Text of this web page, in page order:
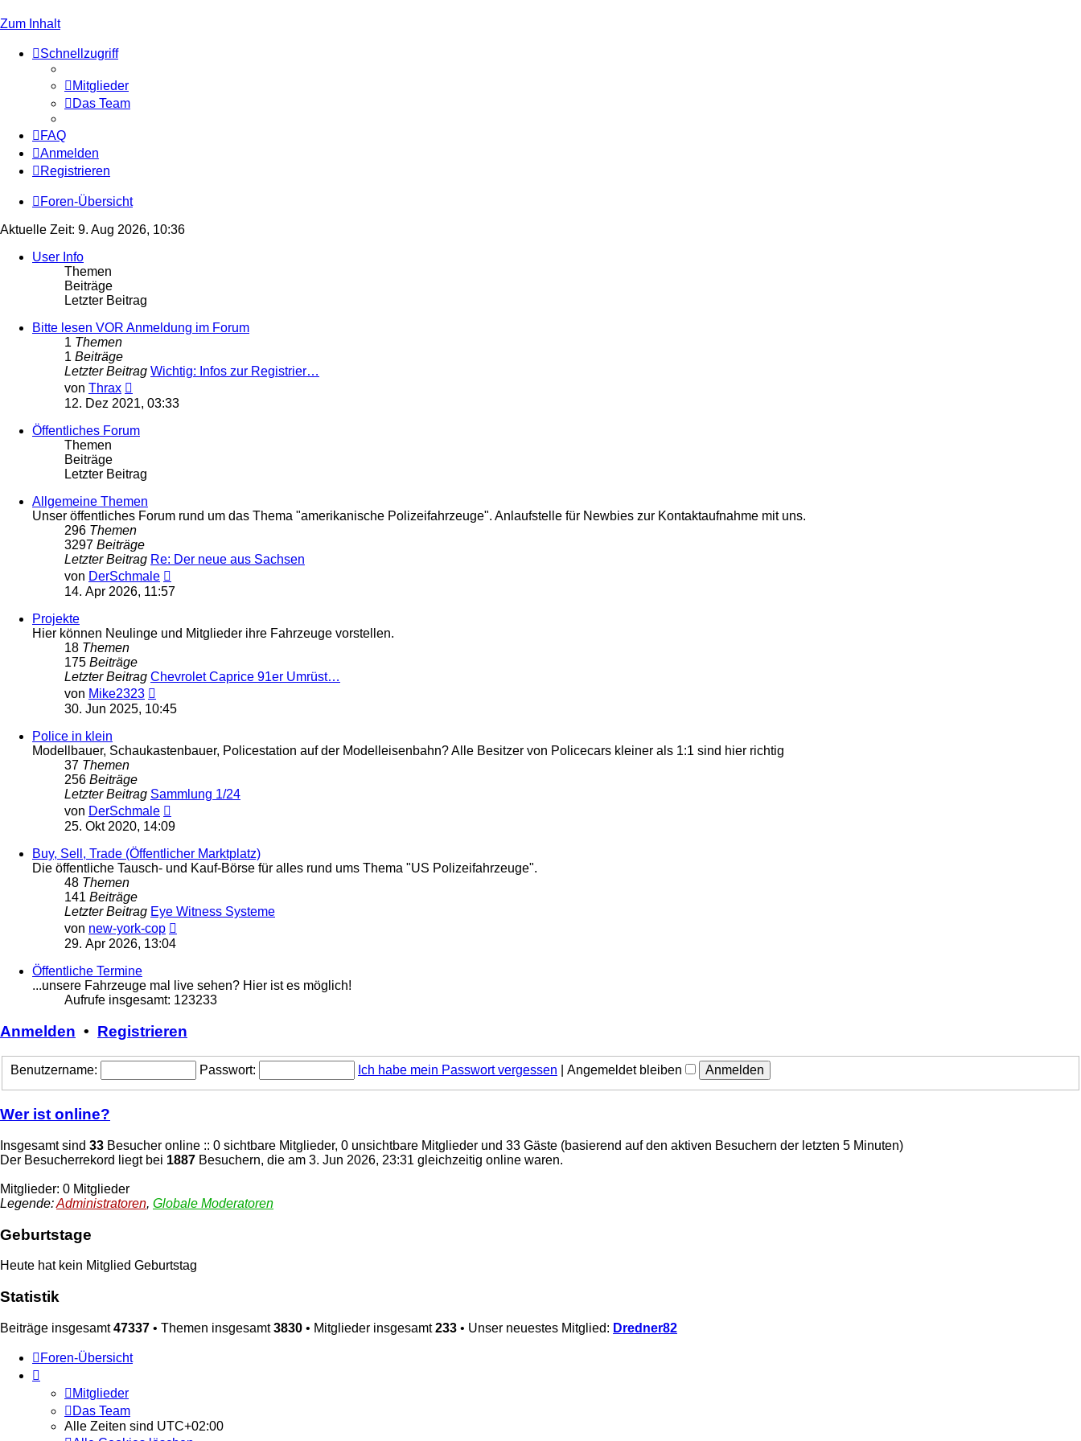
Zum Inhalt
Schnellzugriff
Mitglieder
Das Team
FAQ
Anmelden
Registrieren
Foren-Übersicht
Aktuelle Zeit: 9. Aug 2026, 10:36
User Info
Themen
Beiträge
Letzter Beitrag
Bitte lesen VOR Anmeldung im Forum
1 Themen
1 Beiträge
Letzter Beitrag Wichtig: Infos zur Registrier…
von Thrax
Beitrag
12. Dez 2021, 03:33
Öffentliches Forum
Themen
Beiträge
Letzter Beitrag
Allgemeine Themen
Unser öffentliches Forum rund um das Thema "amerikanische Polizeifahrzeuge". Anlaufstelle für Newbies zur Kontaktaufnahme mit uns.
296 Themen
3297 Beiträge
Letzter Beitrag Re: Der neue aus Sachsen
von DerSchmale
Beitrag
14. Apr 2026, 11:57
Projekte
Hier können Neulinge und Mitglieder ihre Fahrzeuge vorstellen.
18 Themen
175 Beiträge
Letzter Beitrag Chevrolet Caprice 91er Umrüst…
von Mike2323
Beitrag
30. Jun 2025, 10:45
Police in klein
Modellbauer, Schaukastenbauer, Policestation auf der Modelleisenbahn? Alle Besitzer von Policecars kleiner als 1:1 sind hier richtig
37 Themen
256 Beiträge
Letzter Beitrag Sammlung 1/24
von DerSchmale
Beitrag
25. Okt 2020, 14:09
Buy, Sell, Trade (Öffentlicher Marktplatz)
Die öffentliche Tausch- und Kauf-Börse für alles rund ums Thema "US Polizeifahrzeuge".
48 Themen
141 Beiträge
Letzter Beitrag Eye Witness Systeme
von new-york-cop
29. Apr 2026, 13:04
Öffentliche Termine
...unsere Fahrzeuge mal live sehen? Hier ist es möglich!
Aufrufe insgesamt: 123233
Anmelden • Registrieren
Benutzername: Passwort: Ich habe mein Passwort vergessen Angemeldet bleiben
Wer ist online?
Insgesamt sind 33 Besucher online :: 0 sichtbare Mitglieder, 0 unsichtbare Mitglieder und 33 Gäste (basierend auf den aktiven Besuchern der letzten 5 Minuten)
Der Besucherrekord liegt bei 1887 Besuchern, die am 3. Jun 2026, 23:31 gleichzeitig online waren.
Mitglieder: 0 Mitglieder
Legende:Administratoren, Globale Moderatoren
Geburtstage
Heute hat kein Mitglied Geburtstag
Statistik
Beiträge insgesamt47337 • Themen insgesamt3830 • Mitglieder insgesamt233 • Unser neuestes Mitglied: Dredner82
Foren-Übersicht
Mitglieder
Das Team
Alle Zeiten sind UTC+02:00